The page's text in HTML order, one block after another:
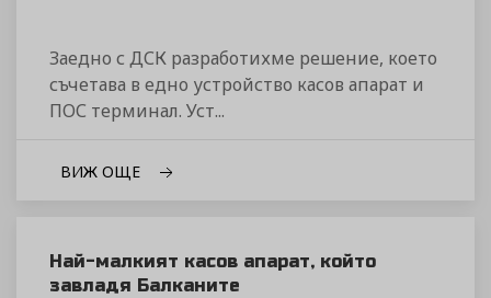
Заедно с ДСК разработихме решение, което
съчетава в едно устройство касов апарат и
ПОС терминал. Уст...
ВИЖ ОЩЕ
Най-малкият касов апарат, който
завладя Балканите